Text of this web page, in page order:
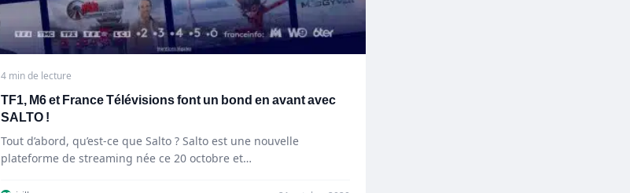
4 min de lecture
TF1, M6 et France Télévisions font un bond en avant avec
SALTO !
Tout d’abord, qu’est-ce que Salto ? Salto est une nouvelle
plateforme de streaming née ce 20 octobre et…